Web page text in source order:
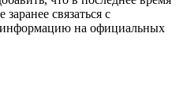
связаться с
информацию на официальных